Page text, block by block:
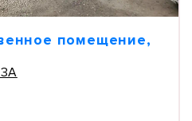
помещение,